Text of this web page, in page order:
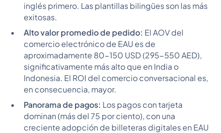
inglés primero. Las plantillas bilingües son las más
exitosas.
Alto valor promedio de pedido: El AOV del
comercio electrónico de EAU es de
aproximadamente 80-150 USD (295-550 AED),
significativamente más alto que en India o
Indonesia. El ROI del comercio conversacional es,
en consecuencia, mayor.
Panorama de pagos: Los pagos con tarjeta
dominan (más del 75 por ciento), con una
creciente adopción de billeteras digitales en EAU